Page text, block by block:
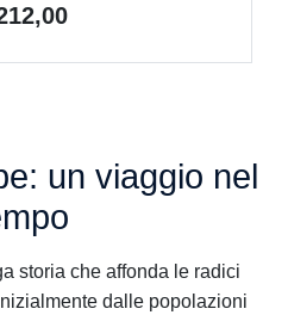
un viaggio nel
storia che affonda le radici
dalle popolazioni